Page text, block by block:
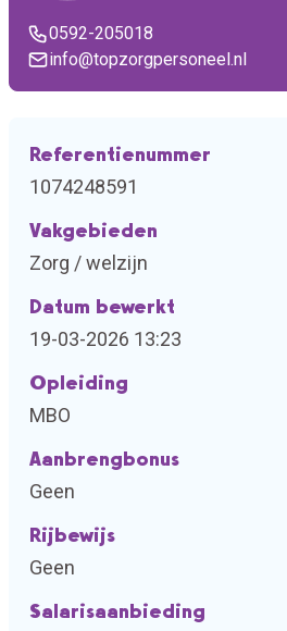
0592-205018
info@topzorgpersoneel.nl
Referentienummer
1074248591
Vakgebieden
Zorg / welzijn
Datum bewerkt
19-03-2026 13:23
Opleiding
MBO
Aanbrengbonus
Geen
Rijbewijs
Geen
Salarisaanbieding